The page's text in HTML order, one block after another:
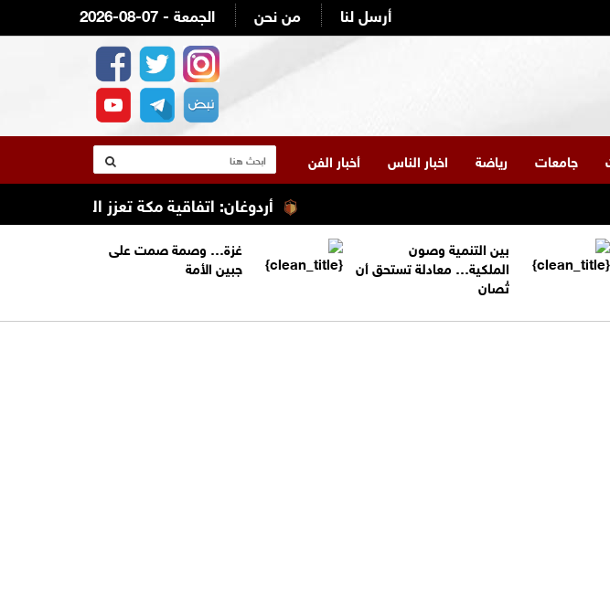
2026-08-07 - الجمعة من نحن أرسل لنا
جامعات رياضة اخبار الناس أخبار الفن
أردوغان: اتفاقية مكة تعزز التعاون الأمني
بين التنمية وصون
الملكية… معادلة تستحق أن
تُصان
غزة… وصمة صمت على
جبين الأمة